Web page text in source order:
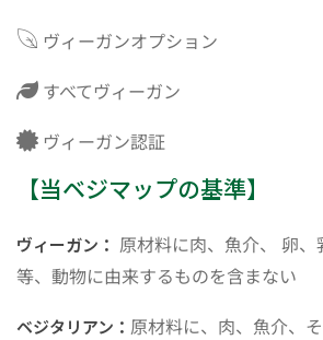
ヴィーガンオプション
すべてヴィーガン
ヴィーガン認証
【当ベジマップの基準】
ヴィーガン： 原材料に肉、魚介、 卵
等、動物に由来するものを含まない
ベジタリアン： 原材料に、肉、魚介、